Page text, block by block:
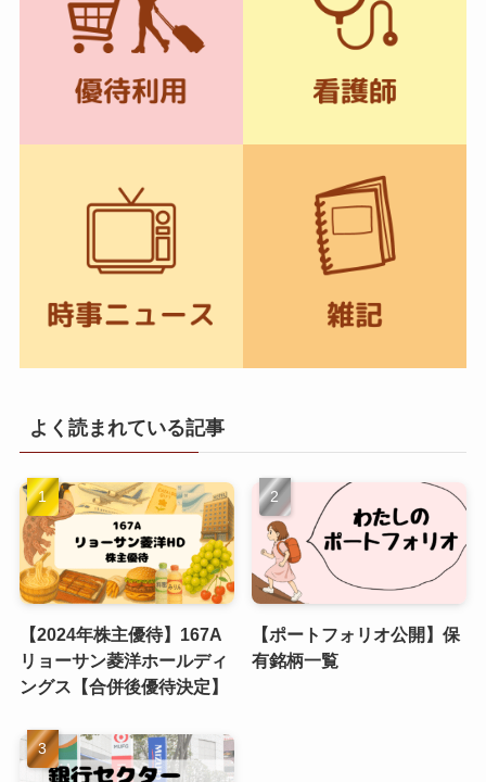
よく読まれている記事
【2024年株主優待】167A
リョーサン菱洋ホールディ
ングス【合併後優待決定】
【ポートフォリオ公開】保
有銘柄一覧